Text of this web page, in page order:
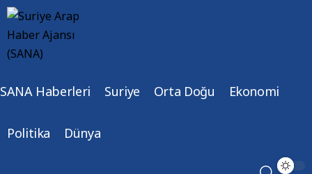
SANA Haberleri Suriye Orta Doğu Ekonomi
Politika Dünya